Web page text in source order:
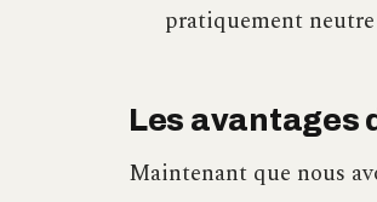
pratiquement
Les avantages
Maintenant que nous